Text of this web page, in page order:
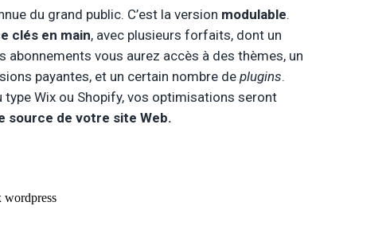
du grand public. C’est la version modulable.
clés en main, avec plusieurs forfaits, dont un
vous aurez accès à des thèmes, un
payantes, et un certain nombre de plugins.
Wix ou Shopify, vos optimisations seront
source de votre site Web.